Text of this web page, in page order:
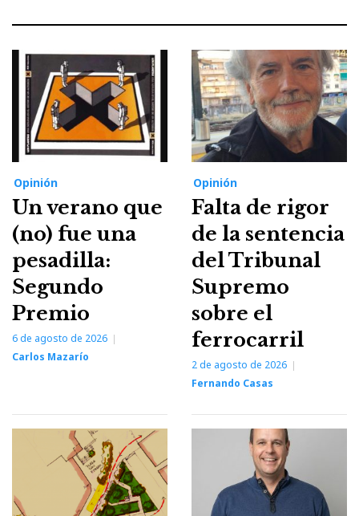
Opinión
Un verano que
(no) fue una
pesadilla:
Segundo
Premio
6 de agosto de 2026
Carlos Mazarío
Opinión
Falta de rigor
de la sentencia
del Tribunal
Supremo
sobre el
ferrocarril
2 de agosto de 2026
Fernando Casas